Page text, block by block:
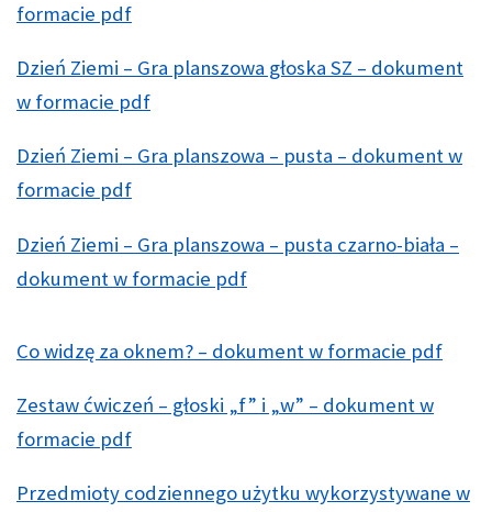
formacie pdf
Dzień Ziemi – Gra planszowa głoska SZ – dokument
w formacie pdf
Dzień Ziemi – Gra planszowa – pusta – dokument w
formacie pdf
Dzień Ziemi – Gra planszowa – pusta czarno-biała –
dokument w formacie pdf
Co widzę za oknem? – dokument w formacie pdf
Zestaw ćwiczeń – głoski „f” i „w” – dokument w
formacie pdf
Przedmioty codziennego użytku wykorzystywane w